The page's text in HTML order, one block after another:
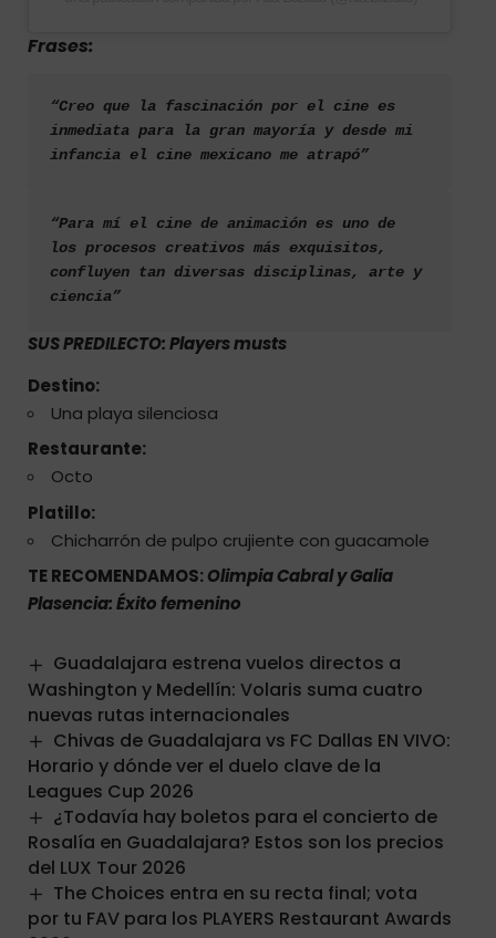
Frases:
“Creo que la fascinación por el cine es
inmediata para la gran mayoría y desde mi
infancia el cine mexicano me atrapó”
“Para mí el cine de animación es uno de
los procesos creativos más exquisitos,
confluyen tan diversas disciplinas, arte y
ciencia”
SUS PREDILECTO: Players musts
Destino:
Una playa silenciosa
Restaurante:
Octo
Platillo:
Chicharrón de pulpo crujiente con guacamole
TE RECOMENDAMOS:Olimpia Cabral y Galia
Plasencia: Éxito femenino
Guadalajara estrena vuelos directos a
Washington y Medellín: Volaris suma cuatro
nuevas rutas internacionales
Chivas de Guadalajara vs FC Dallas EN VIVO:
Horario y dónde ver el duelo clave de la
Leagues Cup 2026
¿Todavía hay boletos para el concierto de
Rosalía en Guadalajara? Estos son los precios
del LUX Tour 2026
The Choices entra en su recta final; vota
por tu FAV para los PLAYERS Restaurant Awards